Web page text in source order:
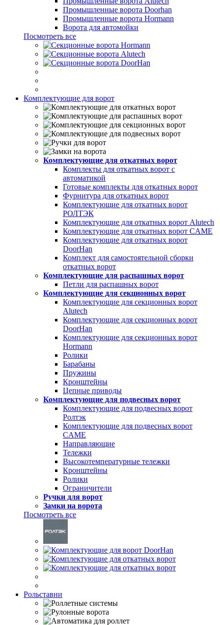
Промышленные ворота Doorhan
Промышленные ворота Hormann
Ворота для автомойки
Посмотреть все
Комплектующие для ворот
Комплектующие для откатных ворот
Комплекты для откатных ворот с
автоматикой
Готовые комплекты для откатных ворот
Фурнитура для откатных ворот
Комплектующие для откатных ворот
РОЛТЭК
Комплектующие для откатных ворот Alutech
Комплектующие для откатных ворот CAME
Комплектующие для откатных ворот
DoorHan
Комплект для самостоятельной сборки
откатных ворот
Комплектующие для распашных ворот
Петли для распашных ворот
Комплектующие для секционных ворот
Комплектующие для секционных ворот
Alutech
Комплектующие для секционных ворот
DoorHan
Комплектующие для секционных ворот
Hormann
Ролики
Барабаны
Пружины
Кронштейны
Цепные приводы
Комплектующие для подвесных ворот
Комплектующие для подвесных ворот
Ролтэк
Комплектующие для подвесных ворот
CAME
Направляющие
Тележки
Высокотемпературные тележки
Кронштейны
Ролики
Ограничители
Ручки для ворот
Замки на ворота
Посмотреть все
Рольставни